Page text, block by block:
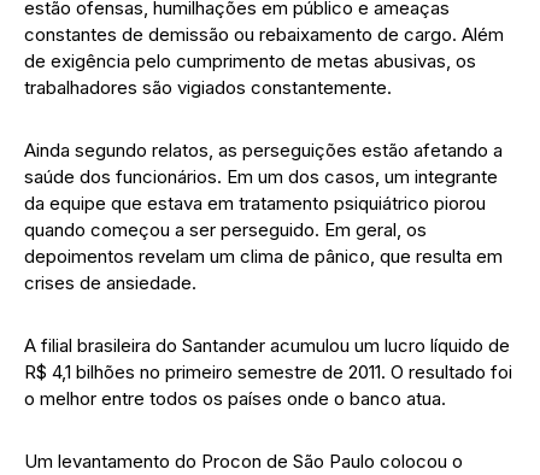
estão ofensas, humilhações em público e ameaças
constantes de demissão ou rebaixamento de cargo. Além
de exigência pelo cumprimento de metas abusivas, os
trabalhadores são vigiados constantemente.
Ainda segundo relatos, as perseguições estão afetando a
saúde dos funcionários. Em um dos casos, um integrante
da equipe que estava em tratamento psiquiátrico piorou
quando começou a ser perseguido. Em geral, os
depoimentos revelam um clima de pânico, que resulta em
crises de ansiedade.
A filial brasileira do Santander acumulou um lucro líquido de
R$ 4,1 bilhões no primeiro semestre de 2011. O resultado foi
o melhor entre todos os países onde o banco atua.
Um levantamento do Procon de São Paulo colocou o